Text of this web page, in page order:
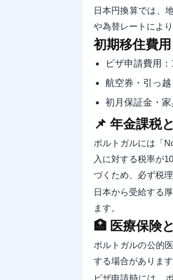
日本円換算では、
や為替レートによ
初期移住費用
ビザ申請費用
航空券・引っ
初月保証金・
📌 年金課税
ポルトガルには「
入に対する税率が
づくため、必ず税
日本から受給する
ます。
🏥 医療保険
ポルトガルの公的
する場合がありま